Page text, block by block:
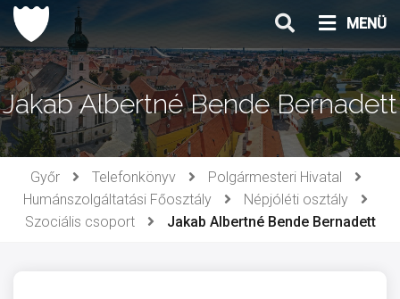
Ugrás
tartalomhoz
MENÜ
Jakab Albertné Bende Bernadett
Győr Telefonkönyv
Polgármesteri Hivatal
Humánszolgáltatási Főosztály
Népjóléti osztály
Szociális csoport
Jakab Albertné Bende Bernadett